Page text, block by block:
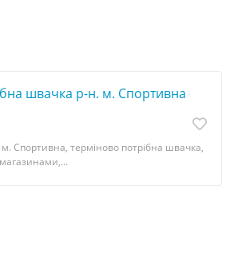
швачка р-н. м. Спортивна
Спортивна, терміново потрібна швачка,